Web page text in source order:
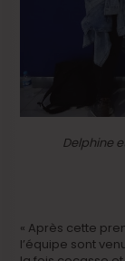
Delphine
« Après cette
l’équipe sont